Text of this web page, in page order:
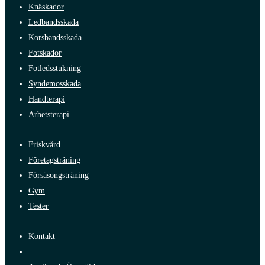
Knäskador
Ledbandsskada
Korsbandsskada
Fotskador
Fotledsstukning
Syndemosskada
Handterapi
Arbetsterapi
Friskvård
Företagsträning
Försäsongsträning
Gym
Tester
Kontakt